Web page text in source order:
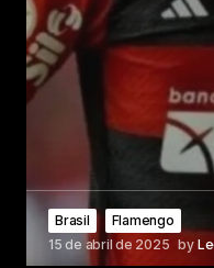
Brasil
Flamengo
15 de abril de 2025 by